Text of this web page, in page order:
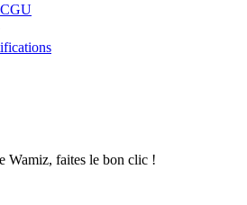
Wamiz, faites le bon clic !